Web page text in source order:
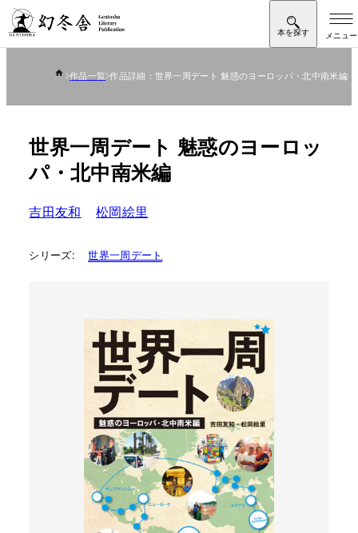
作品一覧 作品詳細：世界一周デート 魅惑のヨーロッパ・北中南米編
世界一周デート 魅惑のヨーロッ
パ・北中南米編
吉田友和 松岡絵里
シリーズ: 世界一周デート